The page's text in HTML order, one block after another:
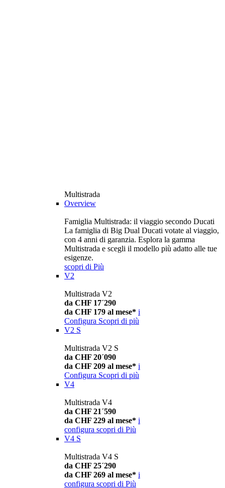
Multistrada
Overview
Famiglia Multistrada: il viaggio secondo Ducati
La famiglia di Big Dual Ducati votate al viaggio,
con 4 anni di garanzia. Esplora la gamma
Multistrada e scegli il modello più adatto alle tue
esigenze.
scopri di Più
V2
Multistrada V2
da CHF 17´290
da CHF 179 al mese* i
Configura Scopri di più
V2 S
Multistrada V2 S
da CHF 20´090
da CHF 209 al mese* i
Configura Scopri di più
V4
Multistrada V4
da CHF 21´590
da CHF 229 al mese* i
configura scopri di Più
V4 S
Multistrada V4 S
da CHF 25´290
da CHF 269 al mese* i
configura scopri di Più